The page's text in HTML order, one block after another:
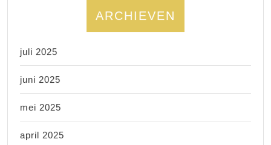
ARCHIEVEN
juli 2025
juni 2025
mei 2025
april 2025